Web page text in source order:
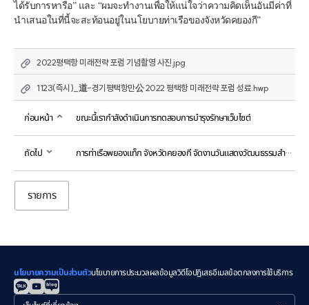
ได้รับการหารือ” และ “ผมจะทำงานเพื่อให้แน่ใจว่าความคิดเห็นอันมีค่าที่
นำเสนอในที่นี้จะสะท้อนอยู่ในนโยบายท่าเรือของจังหวัดคยองกี”
2022평택항 미래전략 포럼 기념촬영 사진.jpg
1123(즉시)_道-경기평택항만公 2022 평택항 미래전략 포럼 성료.hwp
ก่อนหน้า ขณะนี้เรากำลังดำเนินการทดสอบการบำรุงรักษาเว็บไซต์
ถัดไป การท่าเรือพยองแท็ก จังหวัดคยองกี จัดงานวันแสดงวัฒนธรรมสำหรับครอบครัวหลากหลายวัฒนธรรม
รายการ
นโยบายความเป็นส่วนตัวนโยบายการประมวลผลข้อมูลวิดีโอปฏิเสธอีเมลข้อตกลงการใช้บริการ
관